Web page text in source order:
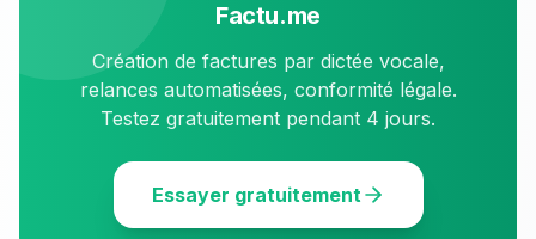
Factu.me
Création de factures par dictée vocale,
relances automatisées, conformité légale.
Testez gratuitement pendant 4 jours.
Essayer gratuitement